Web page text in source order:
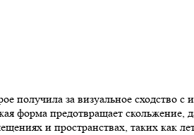
получила за визуальное сходство
предотвращает скольжение,
и пространствах, таких как